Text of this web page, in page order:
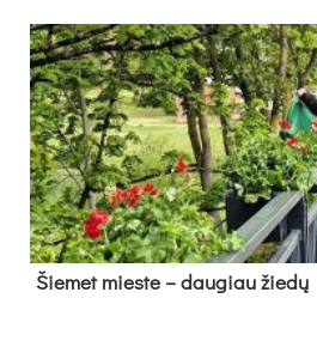
Šie­met mies­te – dau­giau žie­dų